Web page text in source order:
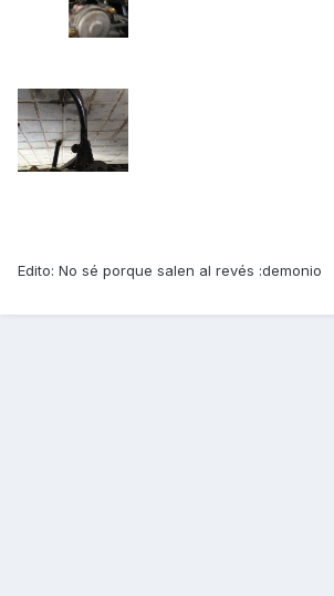
Edito: No sé porque salen al revés :demonio